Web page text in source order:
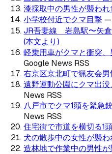
漆採取中の男性が襲われ
小学校付近でクマ目撃 —
JR吾妻線 岩島駅〜矢
(本文より)
軽乗用車がクマと衝突
Google News RSS
右京区京北町で猟友会
遠野運動公園にクマ出
News RSS
八戸市でクマ1頭を緊急
News RSS
住宅街で市道を横切る1
犬の散歩中の女性が襲わ
造林地で作業中の男性